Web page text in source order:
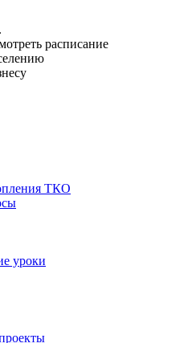
расписание
ТКО
уроки